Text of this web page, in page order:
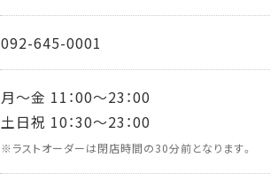
092-645-0001
月～金 11：00～23：00
土日祝 10：30～23：00
※ラストオーダーは閉店時間の30分前となります。